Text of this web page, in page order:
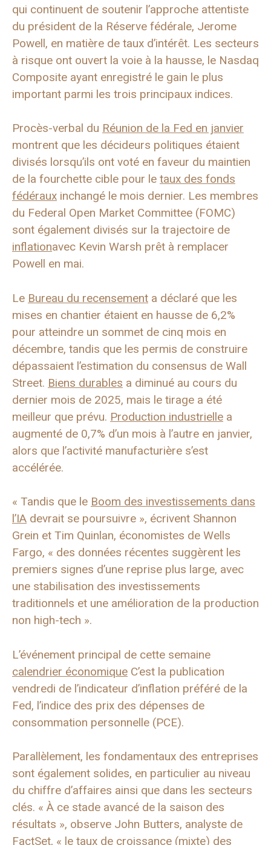
qui continuent de soutenir l’approche attentiste
du président de la Réserve fédérale, Jerome
Powell, en matière de taux d’intérêt. Les secteurs
à risque ont ouvert la voie à la hausse, le Nasdaq
Composite ayant enregistré le gain le plus
important parmi les trois principaux indices.
Procès-verbal du Réunion de la Fed en janvier
montrent que les décideurs politiques étaient
divisés lorsqu’ils ont voté en faveur du maintien
de la fourchette cible pour le taux des fonds
fédéraux inchangé le mois dernier. Les membres
du Federal Open Market Committee (FOMC)
sont également divisés sur la trajectoire de
inflationavec Kevin Warsh prêt à remplacer
Powell en mai.
Le Bureau du recensement a déclaré que les
mises en chantier étaient en hausse de 6,2%
pour atteindre un sommet de cinq mois en
décembre, tandis que les permis de construire
dépassaient l’estimation du consensus de Wall
Street. Biens durables a diminué au cours du
dernier mois de 2025, mais le tirage a été
meilleur que prévu. Production industrielle a
augmenté de 0,7% d’un mois à l’autre en janvier,
alors que l’activité manufacturière s’est
accélérée.
« Tandis que le Boom des investissements dans
l’IA devrait se poursuivre », écrivent Shannon
Grein et Tim Quinlan, économistes de Wells
Fargo, « des données récentes suggèrent les
premiers signes d’une reprise plus large, avec
une stabilisation des investissements
traditionnels et une amélioration de la production
non high-tech ».
L’événement principal de cette semaine
calendrier économique C’est la publication
vendredi de l’indicateur d’inflation préféré de la
Fed, l’indice des prix des dépenses de
consommation personnelle (PCE).
Parallèlement, les fondamentaux des entreprises
sont également solides, en particulier au niveau
du chiffre d’affaires ainsi que dans les secteurs
clés. « À ce stade avancé de la saison des
résultats », observe John Butters, analyste de
FactSet, « le taux de croissance (mixte) des